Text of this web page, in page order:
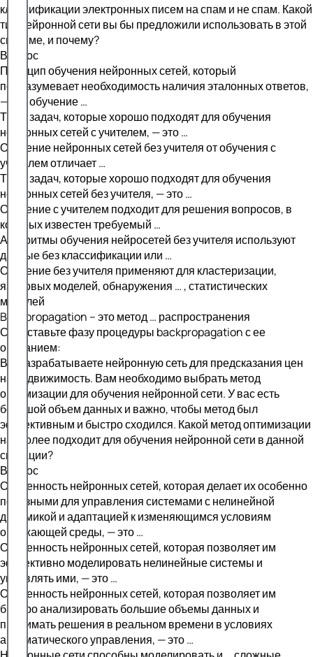
классификации электронных писем на спам и не спам. Какой
тип нейронной сети вы бы предложили использовать в этой
системе, и почему?
Вопрос
Принцип обучения нейронных сетей, который
подразумевает необходимость наличия эталонных ответов,
— это обучение …
Типы задач, которые хорошо подходят для обучения
нейронных сетей с учителем, — это …
Обучение нейронных сетей без учителя от обучения с
учителем отличает …
Типы задач, которые хорошо подходят для обучения
нейронных сетей без учителя, — это …
Обучение с учителем подходит для решения вопросов, в
которых известен требуемый …
Алгоритмы обучения нейросетей без учителя используют
данные без классификации или …
Обучение без учителя применяют для кластеризации,
языковых моделей, обнаружения … , статистических
моделей
Backpropagation – это метод … распространения
Сопоставьте фазу процедуры backpropagation с ее
описанием:
Вы разрабатываете нейронную сеть для предсказания цен
на недвижимость. Вам необходимо выбрать метод
оптимизации для обучения нейронной сети. У вас есть
большой объем данных и важно, чтобы метод был
эффективным и быстро сходился. Какой метод оптимизации
наиболее подходит для обучения нейронной сети в данной
ситуации?
Вопрос
Особенность нейронных сетей, которая делает их особенно
полезными для управления системами с нелинейной
динамикой и адаптацией к изменяющимся условиям
окружающей среды, — это …
Особенность нейронных сетей, которая позволяет им
эффективно моделировать нелинейные системы и
управлять ими, — это …
Особенность нейронных сетей, которая позволяет им
быстро анализировать большие объемы данных и
принимать решения в реальном времени в условиях
автоматического управления, — это …